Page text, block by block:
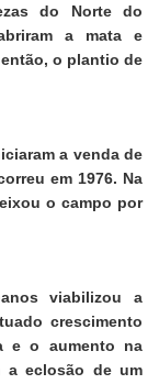
do Norte do
a mata e
o plantio de
a venda de
em 1976. Na
o campo por
viabilizou a
crescimento
e o aumento na
a eclosão de um